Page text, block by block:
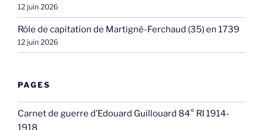
12 juin 2026
Rôle de capitation de Martigné-Ferchaud (35) en 1739
12 juin 2026
PAGES
Carnet de guerre d’Edouard Guillouard 84° RI 1914-
1918